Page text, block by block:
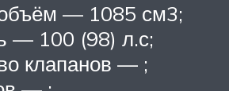
— 1085 см3;
— 100 (98) л.с;
клапанов — ;